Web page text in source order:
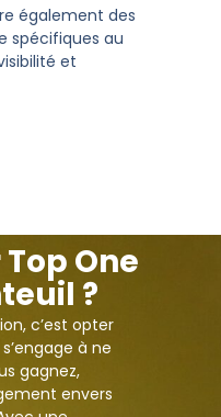
également des
spécifiques au
et
One
?
c’est opter
à ne
gagnez,
envers